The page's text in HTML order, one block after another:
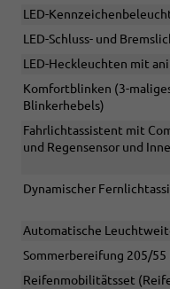
LED-
LED-Schluss- und
LED-Heckleuchten mit
Komfortblinken (3-
Blinkerhebels)
Fahrlichtassistent mit
und Regensensor und
Dynamischer
Automatische
Sommerbereifung 205/55
Reifenmobilitätsset